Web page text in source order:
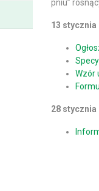
pniu”
13 stycznia
Wzór
28 stycznia